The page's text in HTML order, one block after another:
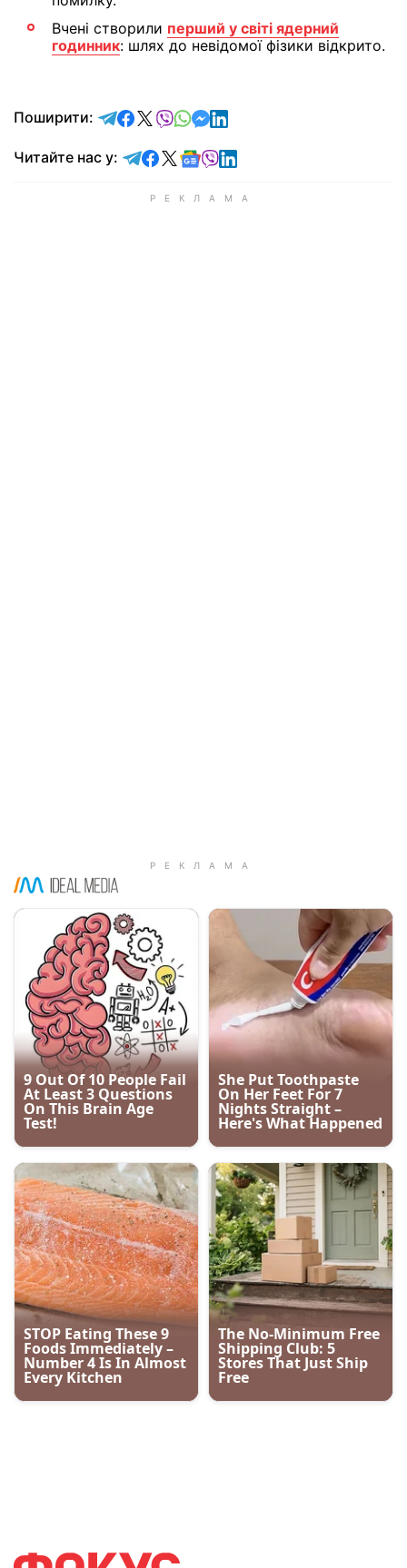
Вчені створили перший у світі ядерний
годинник: шлях до невідомої фізики відкрито.
Поширити: відправити у Telegram
поділитись у Facebook
поділитись у X
відправити у Viber
відправити у Whatsapp
відправити у Messenger
відправити у LinkedIn
Читайте нас у: Читайте у Telegram
Читайте у Facebook
Читайте у X
Читайте у Google news
Читайте у Viber
Читайте у LinkedIn